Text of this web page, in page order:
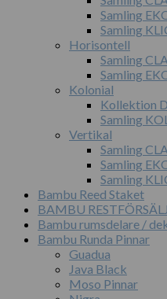
Samling
Samling
Horisontell
Samling
Samling
Kolonial
Kollektion
Samling
Vertikal
Samling
Samling
Samling
Bambu Reed Staket
BAMBU
Bambu rumsdelare /
Bambu Runda Pinnar
Guadua
Java Black
Moso Pinnar